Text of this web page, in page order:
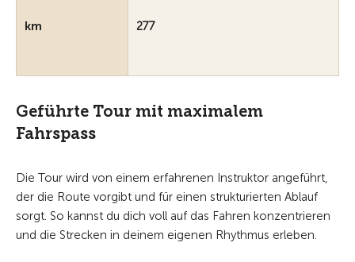
km 277
Geführte Tour mit maximalem
Fahrspass
Die Tour wird von einem erfahrenen Instruktor angeführt,
der die Route vorgibt und für einen strukturierten Ablauf
sorgt. So kannst du dich voll auf das Fahren konzentrieren
und die Strecken in deinem eigenen Rhythmus erleben.